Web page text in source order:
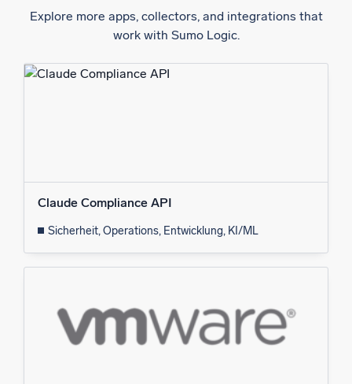
Explore more apps, collectors, and integrations that
work with Sumo Logic.
Claude Compliance API
Sicherheit, Operations, Entwicklung, KI/ML